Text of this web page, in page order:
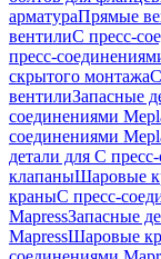
арматураПрямые
вентилиС пресс-
пресс-
скрытого монтажа
вентилиЗапасные
соединениями
соединениями
детали для С
клапаныШаровые
краныС пресс-
MapressЗапасные
MapressШаровые